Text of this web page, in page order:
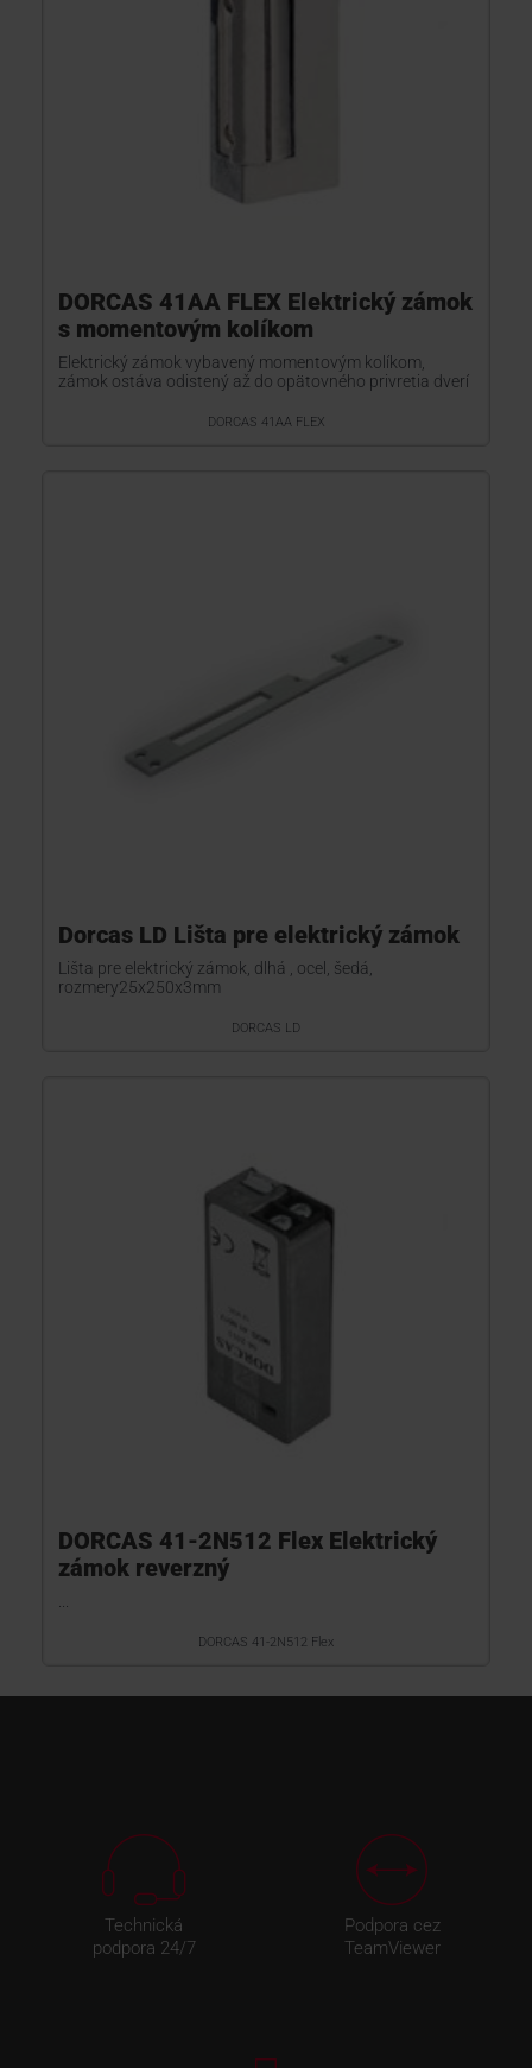
DORCAS 41AA FLEX Elektrický zámok
s momentovým kolíkom
Elektrický zámok vybavený momentovým kolíkom,
zámok ostáva odistený až do opätovného privretia dverí
DORCAS 41AA FLEX
Dorcas LD Lišta pre elektrický zámok
Lišta pre elektrický zámok, dlhá , ocel, šedá,
rozmery25x250x3mm
DORCAS LD
DORCAS 41-2N512 Flex Elektrický
zámok reverzný
DORCAS 41-2N512 Flex
Technická
podpora 24/7
Podpora cez
TeamViewer